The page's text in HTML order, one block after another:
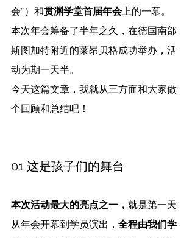
会”）和贯渊学堂首届年会上的一幕。
本次年会筹备了半年之久，在德国南部
斯图加特附近的莱昂贝格成功举办，活
动为期一天半。
今天这篇文章，我就从三方面和大家做
个回顾和总结吧！
01 这是孩子们的舞台
本次活动最大的亮点之一， 就是第一天
从年会开幕到学员演出， 全程由我们学